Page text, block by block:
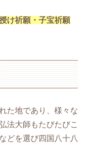
け祈願・子宝祈願
た地であり、様々な
法大師もたびたびこ
どを選び四国八十八